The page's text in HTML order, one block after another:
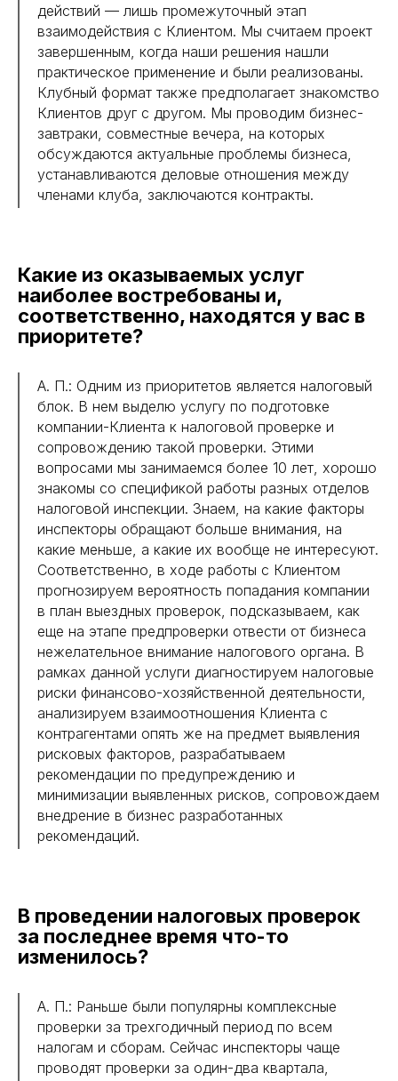
действий — лишь промежуточный этап
взаимодействия с Клиентом. Мы считаем проект
завершенным, когда наши решения нашли
практическое применение и были реализованы.
Клубный формат также предполагает знакомство
Клиентов друг с другом. Мы проводим бизнес-
завтраки, совместные вечера, на которых
обсуждаются актуальные проблемы бизнеса,
устанавливаются деловые отношения между
членами клуба, заключаются контракты.
Какие из оказываемых услуг
наиболее востребованы и,
соответственно, находятся у вас в
приоритете?
А. П.: Одним из приоритетов является налоговый
блок. В нем выделю услугу по подготовке
компании-Клиента к налоговой проверке и
сопровождению такой проверки. Этими
вопросами мы занимаемся более 10 лет, хорошо
знакомы со спецификой работы разных отделов
налоговой инспекции. Знаем, на какие факторы
инспекторы обращают больше внимания, на
какие меньше, а какие их вообще не интересуют.
Соответственно, в ходе работы с Клиентом
прогнозируем вероятность попадания компании
в план выездных проверок, подсказываем, как
еще на этапе предпроверки отвести от бизнеса
нежелательное внимание налогового органа. В
рамках данной услуги диагностируем налоговые
риски финансово-хозяйственной деятельности,
анализируем взаимоотношения Клиента с
контрагентами опять же на предмет выявления
рисковых факторов, разрабатываем
рекомендации по предупреждению и
минимизации выявленных рисков, сопровождаем
внедрение в бизнес разработанных
рекомендаций.
В проведении налоговых проверок
за последнее время что-то
изменилось?
А. П.: Раньше были популярны комплексные
проверки за трехгодичный период по всем
налогам и сборам. Сейчас инспекторы чаще
проводят проверки за один-два квартала,